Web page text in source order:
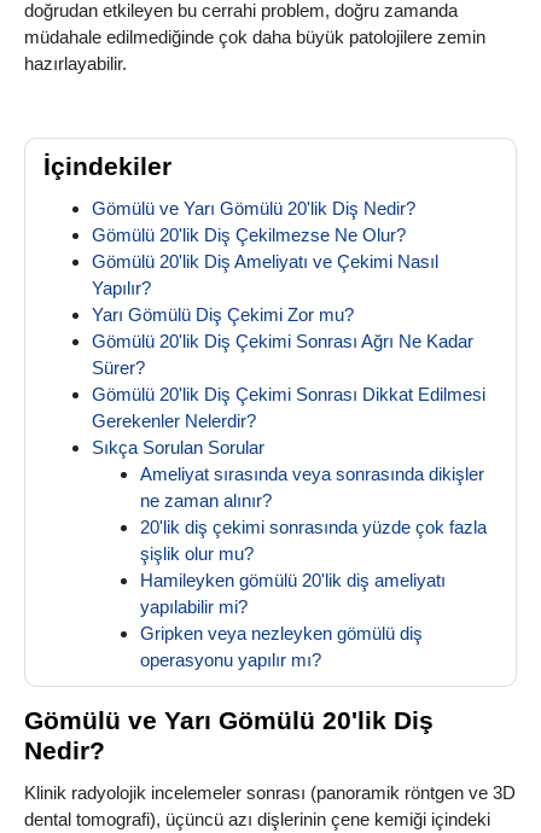
doğrudan etkileyen bu cerrahi problem, doğru zamanda
müdahale edilmediğinde çok daha büyük patolojilere zemin
hazırlayabilir.
İçindekiler
Gömülü ve Yarı Gömülü 20'lik Diş Nedir?
Gömülü 20'lik Diş Çekilmezse Ne Olur?
Gömülü 20'lik Diş Ameliyatı ve Çekimi Nasıl
Yapılır?
Yarı Gömülü Diş Çekimi Zor mu?
Gömülü 20'lik Diş Çekimi Sonrası Ağrı Ne Kadar
Sürer?
Gömülü 20'lik Diş Çekimi Sonrası Dikkat Edilmesi
Gerekenler Nelerdir?
Sıkça Sorulan Sorular
Ameliyat sırasında veya sonrasında dikişler
ne zaman alınır?
20'lik diş çekimi sonrasında yüzde çok fazla
şişlik olur mu?
Hamileyken gömülü 20'lik diş ameliyatı
yapılabilir mi?
Gripken veya nezleyken gömülü diş
operasyonu yapılır mı?
Gömülü ve Yarı Gömülü 20'lik Diş
Nedir?
Klinik radyolojik incelemeler sonrası (panoramik röntgen ve 3D
dental tomografi), üçüncü azı dişlerinin çene kemiği içindeki